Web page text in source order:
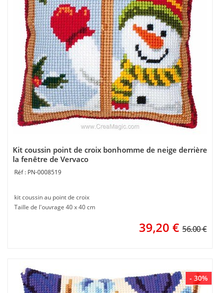
Kit coussin point de croix bonhomme de neige derrière
la fenêtre de Vervaco
PN-0008519
kit coussin au point de croix
Taille de l'ouvrage 40 x 40 cm
39,20 € 56.00 €
- 30%